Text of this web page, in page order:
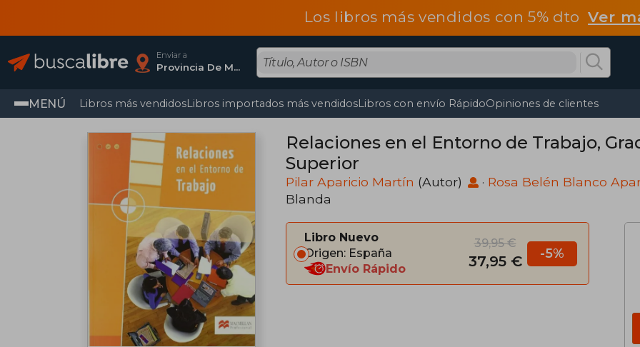
Los libros más vendidos con 5% dtoVer
Enviar a
Provincia De Madrid
MENÚ Libros más vendidosLibros importados más vendidosLibros con envío RápidoOpiniones de clientes
Relaciones en el Entorno de Trabajo,
Superior
Pilar Aparicio Martín (Autor) · Rosa Belén Blanco
Blanda
Libro Nuevo
Origen: España
Envío Rápido
39,95 €
37,95 € -5%